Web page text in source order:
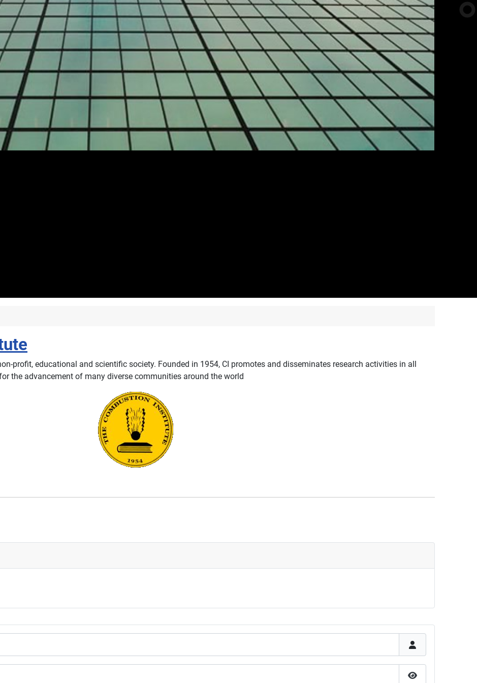
profit, educational and scientific society. Founded in 1954, CI promotes and disseminates research activities in all
the advancement of many diverse communities around the world